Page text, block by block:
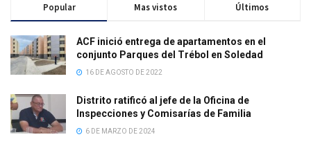
Popular Mas vistos Últimos
ACF inició entrega de apartamentos en el
conjunto Parques del Trébol en Soledad
16 DE AGOSTO DE 2022
Distrito ratificó al jefe de la Oficina de
Inspecciones y Comisarías de Familia
6 DE MARZO DE 2024